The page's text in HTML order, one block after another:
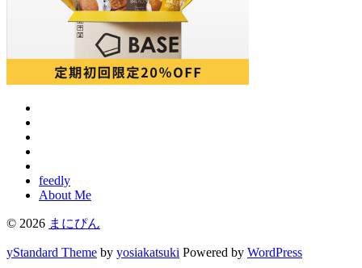
feedly
About Me
© 2026 まにぴん
yStandard Theme by yosiakatsuki Powered by WordPress